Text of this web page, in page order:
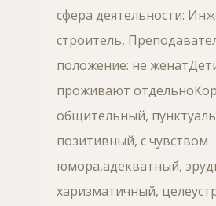
сфера деятельности:
строитель,
положение: не
проживают
общительный,
позитивный, с чувством
юмора,адекватный,
харизматичный,